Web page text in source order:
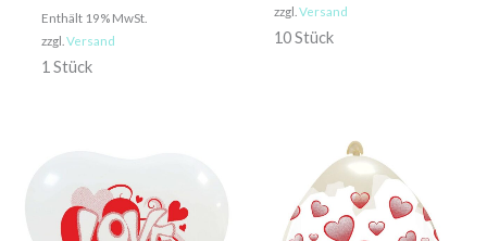
Enthält 19% MwSt.
zzgl. Versand
1 Stück
zzgl. Versand
10 Stück